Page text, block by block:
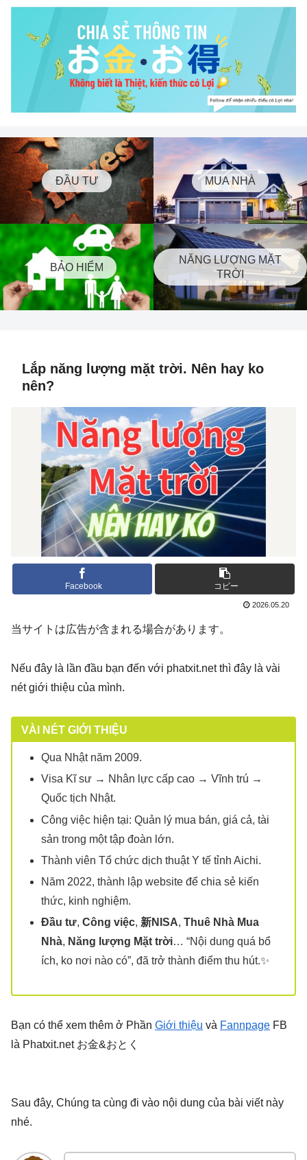
ĐẦU TƯ MUA NHÀ
BẢO HIỂM
NĂNG LƯỢNG MẶT
TRỜI
Lắp năng lượng mặt trời. Nên hay ko
nên?
Facebook コピー
2026.05.20
当サイトは広告が含まれる場合があります。
Nếu đây là lần đầu bạn đến với phatxit.net thì đây là vài
nét giới thiệu của mình.
VÀI NÉT GIỚI THIỆU
Qua Nhật năm 2009.
Visa Kĩ sư → Nhân lực cấp cao → Vĩnh trú →
Quốc tịch Nhật.
Công việc hiện tại: Quản lý mua bán, giá cả, tài
sản trong một tập đoàn lớn.
Thành viên Tổ chức dịch thuật Y tế tỉnh Aichi.
Năm 2022, thành lập website để chia sẻ kiến
thức, kinh nghiệm.
Đầu tư, Công việc, 新NISA, Thuê Nhà Mua
Nhà, Năng lượng Mặt trời… “Nội dung quá bổ
ích, ko nơi nào có”, đã trở thành điểm thu hút.✨
Bạn có thể xem thêm ở Phần Giới thiệu và Fannpage FB
là Phatxit.net お金&おとく
Sau đây, Chúng ta cùng đi vào nội dung của bài viết này
nhé.